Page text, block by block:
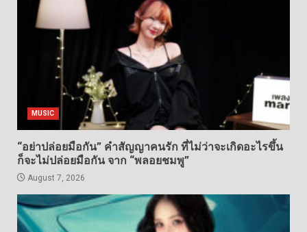
MUSIC
“อย่าปล่อยมือกัน” คำสัญญาคนรัก ที่ไม่ว่าจะเกิดอะไรขึ้น
ก็จะไม่ปล่อยมือกัน จาก “พลอยชมพู”
August 7, 2026